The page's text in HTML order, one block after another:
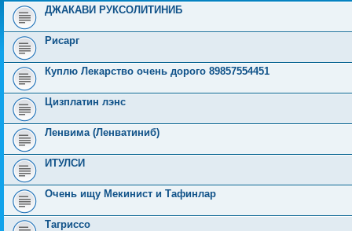
ДЖАКАВИ РУКСОЛИТИНИБ
Рисарг
Куплю Лекарство очень дорого 89857554451
Цизплатин лэнс
Ленвима (Ленватиниб)
ИТУЛСИ
Очень ищу Мекинист и Тафинлар
Тагриссо